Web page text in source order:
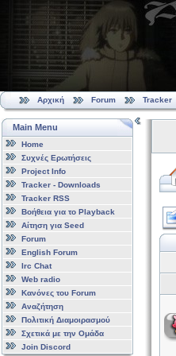
Αρχική Forum Tracker
Main Menu
Home
Συχνές Ερωτήσεις
Project Info
Tracker - Downloads
Tracker RSS
Βοήθεια για το Playback
Αίτηση για Seed
Forum
English Forum
Irc Chat
Web radio
Κανόνες του Forum
Αναζήτηση
Πολιτική Διαμοιρασμού
Σχετικά με την Ομάδα
Join Discord